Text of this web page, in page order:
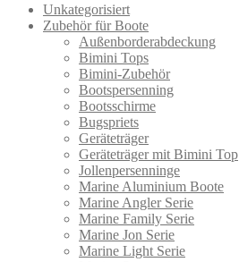
Unkategorisiert
Zubehör für Boote
Außenborderabdeckung
Bimini Tops
Bimini-Zubehör
Bootspersenning
Bootsschirme
Bugspriets
Geräteträger
Geräteträger mit Bimini Top
Jollenpersenninge
Marine Aluminium Boote
Marine Angler Serie
Marine Family Serie
Marine Jon Serie
Marine Light Serie